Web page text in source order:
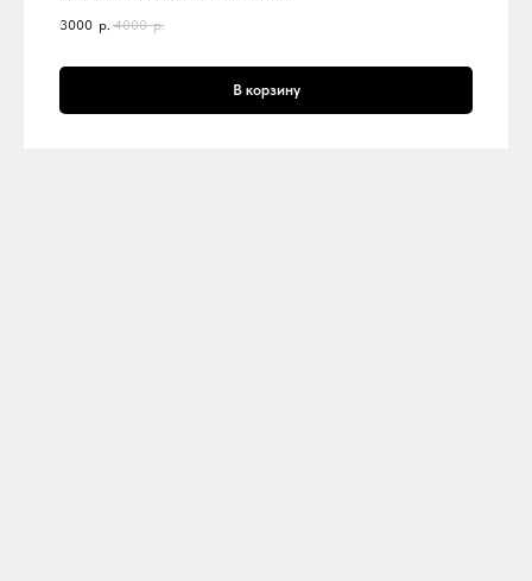
3000 р. 4000 р.
В корзину